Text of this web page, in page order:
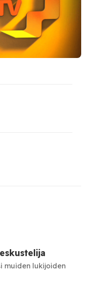
muiden lukijoiden